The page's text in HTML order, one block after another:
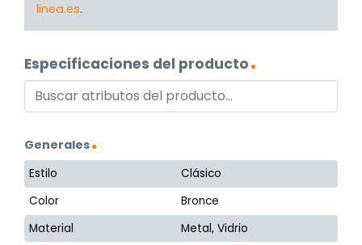
linea.es.
Especificaciones del producto
Generales
Estilo
Clásico
Color
Bronce
Material
Metal, Vidrio